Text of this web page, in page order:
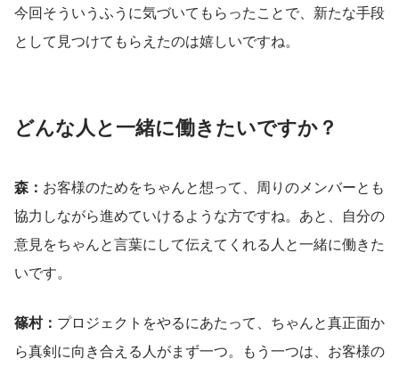
今回そういうふうに気づいてもらったことで、新たな手段
として見つけてもらえたのは嬉しいですね。
どんな人と一緒に働きたいですか？
森： お客様のためをちゃんと想って、周りのメンバーとも
協力しながら進めていけるような方ですね。あと、自分の
意見をちゃんと言葉にして伝えてくれる人と一緒に働きた
いです。
篠村： プロジェクトをやるにあたって、ちゃんと真正面か
ら真剣に向き合える人がまず一つ。もう一つは、お客様の